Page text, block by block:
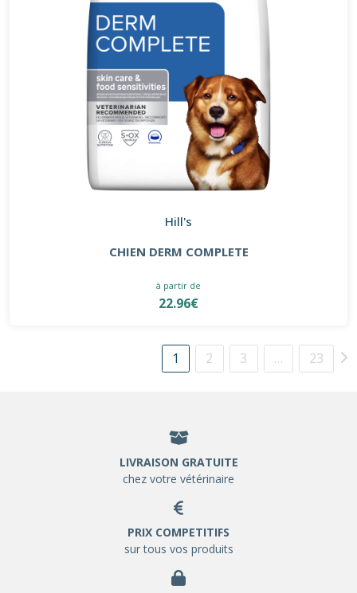
Hill's
CHIEN DERM COMPLETE
à partir de
22.96€
1 2 3 … 23
LIVRAISON GRATUITE
chez votre vétérinaire
PRIX COMPETITIFS
sur tous vos produits